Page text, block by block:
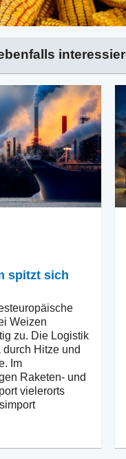
spitzt sich
Weizen
zu. Die Logistik
durch Hitze und
Im
Raketen- und
vielerorts